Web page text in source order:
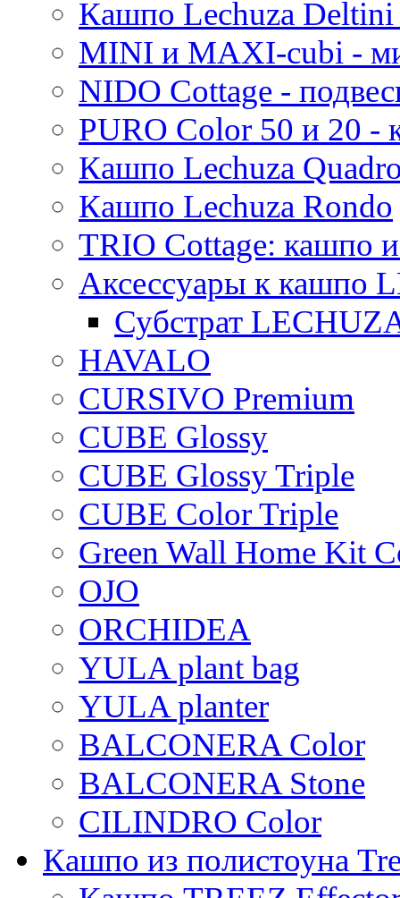
Кашпо Lechuza
MINI и MAXI-cubi -
NIDO Cottage -
PURO Color 50 и 20
Кашпо Lechuza
Кашпо Lechuza Rondo
TRIO Cottage: кашпо
Аксессуары к кашпо
Субстрат
HAVALO
CURSIVO Premium
CUBE Glossy
CUBE Glossy Triple
CUBE Color Triple
Green Wall Home Kit
OJO
ORCHIDEA
YULA plant bag
YULA planter
BALCONERA Color
BALCONERA Stone
CILINDRO Color
Кашпо из полистоуна